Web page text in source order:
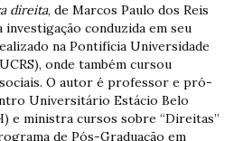
direita, de Marcos Paulo dos Reis
investigação conduzida em seu
na Pontifícia Universidade
onde também cursou
O autor é professor e pró-
Universitário Estácio Belo
e ministra cursos sobre “Direitas”
de Pós-Graduação em